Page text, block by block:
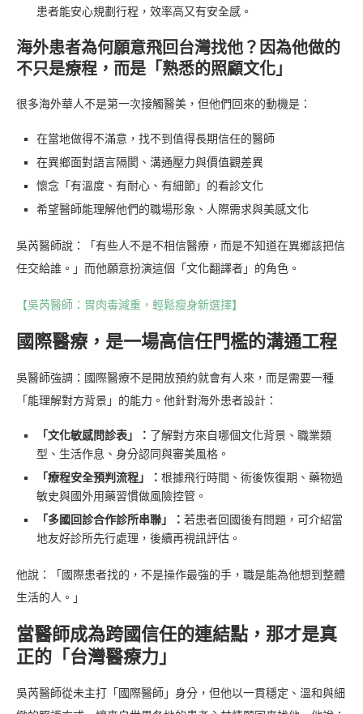
患者能安心規劃行程，效率高又有安全感。
海外患者為何願意飛回台灣找他？因為他做的
不只是療程，而是「熟悉的照顧文化」
很多海外華人不是第一次接觸醫美，但他們回來的動機是：
在當地做得不滿意，找不到值得長期信任的醫師
在異鄉面對語言隔閡、溝通壓力與價值觀差異
懷念「有溫度、有耐心、有細節」的看診文化
希望醫師能理解他們的職場形象、人際需求與美感文化
吳芮醫師說：「有些人不是不相信醫療，而是不知道在異鄉該把信
任交給誰。」而他願意扮演這個「文化翻譯者」的角色。
【吳芮醫師：胃肉毒減重，輕鬆瘦身新選擇】
國際醫療，是一場高信任門檻的溝通工程
吳醫師強調：國際醫療不是開放預約就會有人來，而是需要一種
「能理解對方背景」的能力。他針對海外患者設計：
「文化敏感問診表」： 了解對方來自哪個文化背景、職業類
型、生活作息、身分認同與審美風格。
「療程安全預判流程」： 根據飛行時間、術後恢復期、藥物過
敏史與國外用藥習慣做風險控管。
「多國回診合作診所串聯」： 若患者回國後有問題，可介紹當
地友好診所先行處理，後續再視訊評估。
他說：「國際患者找的，不是操作最強的手，職是能為他想到整體
生活的人。」
當醫師成為跨國信任的連結點，那才是真
正的「台灣醫療力」
吳芮醫師從未主打「國際醫師」身分，但他以一貫穩定、溫和與細